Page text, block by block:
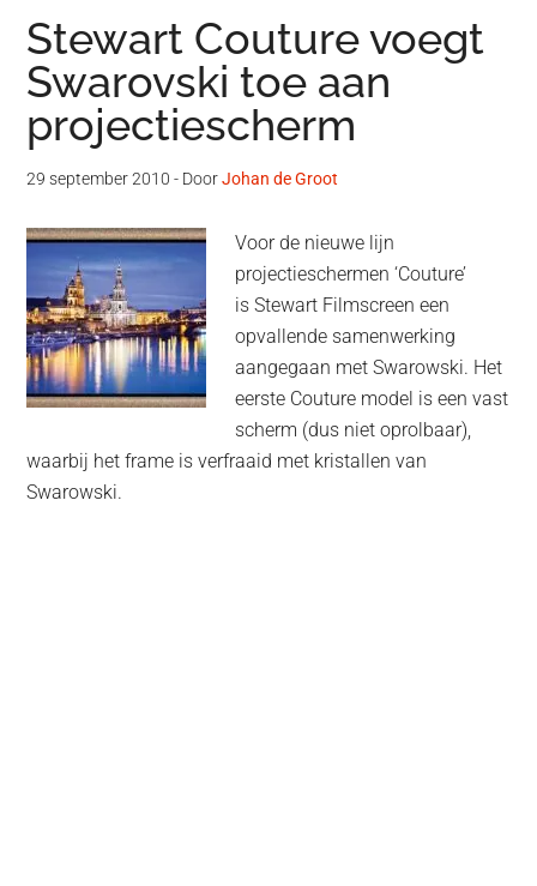
Stewart Couture voegt
Swarovski toe aan
projectiescherm
29 september 2010 - DoorJohan de Groot
Voor de nieuwe lijn
projectieschermen ‘Couture’
is Stewart Filmscreen een
opvallende samenwerking
aangegaan met Swarowski. Het
eerste Couture model is een vast
scherm (dus niet oprolbaar),
waarbij het frame is verfraaid met kristallen van
Swarowski.